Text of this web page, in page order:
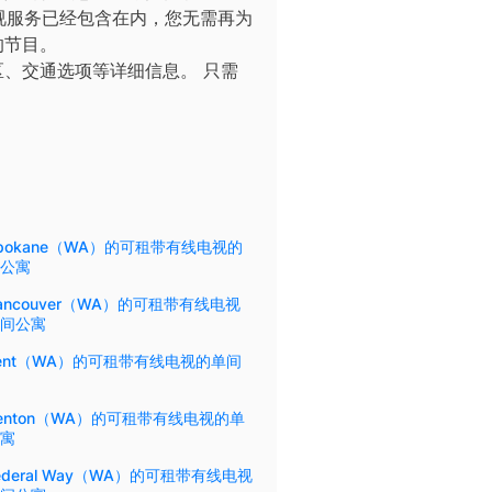
务已经包含在内，您无需再为
目。
交通选项等详细信息。
只需
（WA）的可租带有线电视的
寓
（WA）的可租带有线电视
公寓
（WA）的可租带有线电视的单间
（WA）的可租带有线电视的单
Way（WA）的可租带有线电视